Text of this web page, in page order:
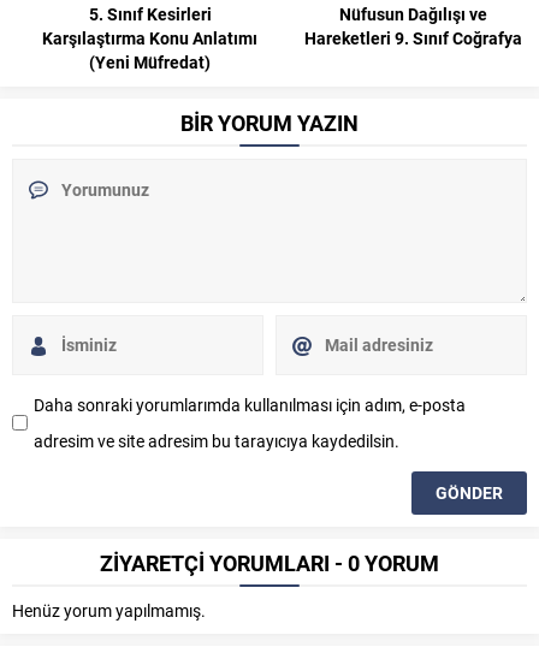
5. Sınıf Kesirleri
Karşılaştırma Konu Anlatımı
(Yeni Müfredat)
Nüfusun Dağılışı ve
Hareketleri 9. Sınıf Coğrafya
BİR YORUM YAZIN
Daha sonraki yorumlarımda kullanılması için adım, e-posta
adresim ve site adresim bu tarayıcıya kaydedilsin.
ZİYARETÇİ YORUMLARI - 0 YORUM
Henüz yorum yapılmamış.